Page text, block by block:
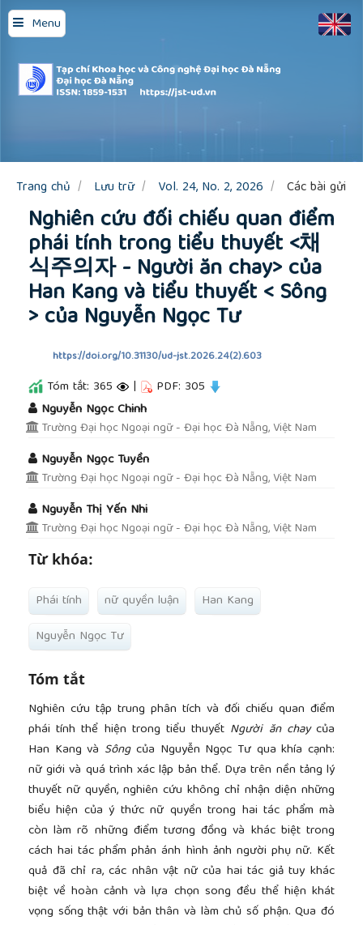
Menu
Quick
jump
to
page
content
Main
Sidebar
Trang chủ Lưu trữ Vol. 24, No. 2, 2026 Các bài gửi
Nghiên cứu đối chiếu quan điểm
phái tính trong tiểu thuyết <채
식주의자 - Người ăn chay> của
Han Kang và tiểu thuyết < Sông
> của Nguyễn Ngọc Tư
https://doi.org/10.31130/ud-jst.2026.24(2).603
Tóm tắt: 365 | PDF: 305
Nguyễn Ngọc Chinh
Trường Đại học Ngoại ngữ - Đại học Đà Nẵng, Việt Nam
Nguyễn Ngọc Tuyền
Trường Đại học Ngoại ngữ - Đại học Đà Nẵng, Việt Nam
Nguyễn Thị Yến Nhi
Trường Đại học Ngoại ngữ - Đại học Đà Nẵng, Việt Nam
Từ khóa:
Phái tính nữ quyền luận
Han Kang
Nguyễn Ngọc Tư
Tóm tắt
Nghiên cứu tập trung phân tích và đối chiếu quan điểm
phái tính thể hiện trong tiểu thuyết Người ăn chaycủa
Han Kang và Sôngcủa Nguyễn Ngọc Tư qua khía cạnh:
nữ giới và quá trình xác lập bản thể. Dựa trên nền tảng lý
thuyết nữ quyền, nghiên cứu không chỉ nhận diện những
biểu hiện của ý thức nữ quyền trong hai tác phẩm mà
còn làm rõ những điểm tương đồng và khác biệt trong
cách hai tác phẩm phản ánh hình ảnh người phụ nữ. Kết
quả đã chỉ ra, các nhân vật nữ của hai tác giả tuy khác
biệt về hoàn cảnh và lựa chọn song đều thể hiện khát
vọng sống thật với bản thân và làm chủ số phận. Qua đó